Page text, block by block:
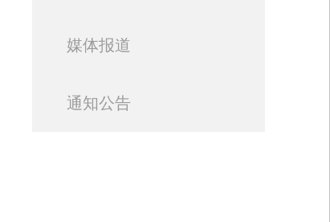
媒体报道
通知公告